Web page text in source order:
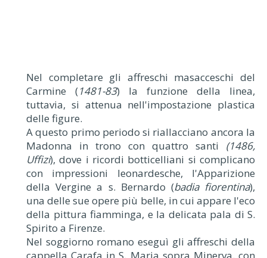
Nel completare gli affreschi masacceschi del
Carmine (1481-83) la funzione della linea,
tuttavia, si attenua nell'impostazione plastica
delle figure.
A questo primo periodo si riallacciano ancora la
Madonna in trono con quattro santi (1486,
Uffizi), dove i ricordi botticelliani si complicano
con impressioni leonardesche, l'Apparizione
della Vergine a s. Bernardo (badia fiorentina),
una delle sue opere più belle, in cui appare l'eco
della pittura fiamminga, e la delicata pala di S.
Spirito a Firenze.
Nel soggiorno romano eseguì gli affreschi della
cappella Carafa in S. Maria sopra Minerva, con